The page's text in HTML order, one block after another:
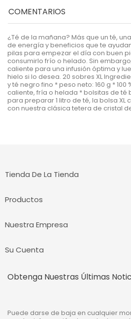
COMENTARIOS
¿Té de la mañana? Más que un té,
de energía y beneficios que te
pilas para empezar el día con buen
consumirlo frío o helado. Sin
caliente para una infusión óptima y
hielo si lo desea. 20 sobres XL
y té negro fino * peso neto: 160 g * 100
caliente, fría o helada * bolsitas de
para preparar 1 litro de té, la bolsa
con nuestra clásica tetera de cristal
Tienda De La Tienda
Productos
Nuestra Empresa
Su Cuenta
Obtenga Nuestras Últimas
Puede darse de baja en cualquier